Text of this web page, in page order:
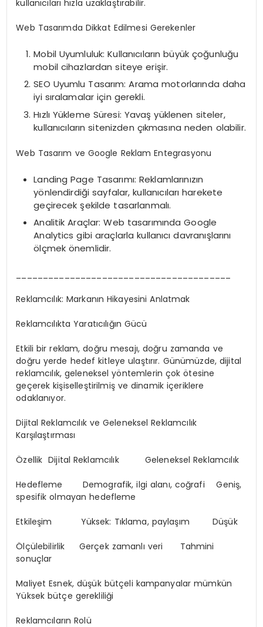
kullanıcıları hızla uzaklaştırabilir.
Web Tasarımda Dikkat Edilmesi Gerekenler
Mobil Uyumluluk: Kullanıcıların büyük çoğunluğu
mobil cihazlardan siteye erişir.
SEO Uyumlu Tasarım: Arama motorlarında daha
iyi sıralamalar için gerekli.
Hızlı Yükleme Süresi: Yavaş yüklenen siteler,
kullanıcıların sitenizden çıkmasına neden olabilir.
Web Tasarım ve Google Reklam Entegrasyonu
Landing Page Tasarımı: Reklamlarınızın
yönlendirdiği sayfalar, kullanıcıları harekete
geçirecek şekilde tasarlanmalı.
Analitik Araçlar: Web tasarımında Google
Analytics gibi araçlarla kullanıcı davranışlarını
ölçmek önemlidir.
Reklamcılık: Markanın Hikayesini Anlatmak
Reklamcılıkta Yaratıcılığın Gücü
Etkili bir reklam, doğru mesajı, doğru zamanda ve
doğru yerde hedef kitleye ulaştırır. Günümüzde, dijital
reklamcılık, geleneksel yöntemlerin çok ötesine
geçerek kişiselleştirilmiş ve dinamik içeriklere
odaklanıyor.
Dijital Reklamcılık ve Geleneksel Reklamcılık
Karşılaştırması
Özellik Dijital Reklamcılık Geleneksel Reklamcılık
Hedefleme Demografik, ilgi alanı, coğrafi Geniş,
spesifik olmayan hedefleme
Etkileşim Yüksek: Tıklama, paylaşım Düşük
Ölçülebilirlik Gerçek zamanlı veri Tahmini
sonuçlar
Maliyet Esnek, düşük bütçeli kampanyalar mümkün
Yüksek bütçe gerekliliği
Reklamcıların Rolü